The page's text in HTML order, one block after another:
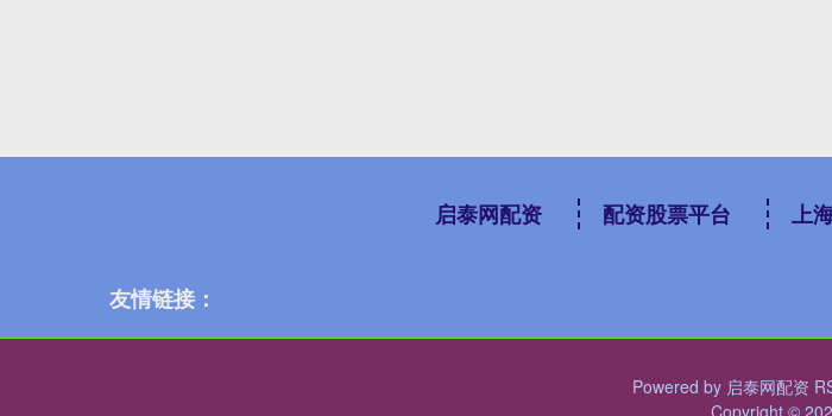
启泰网配资 配资股票平台 上
友情链接：
Powered by 启泰网配资